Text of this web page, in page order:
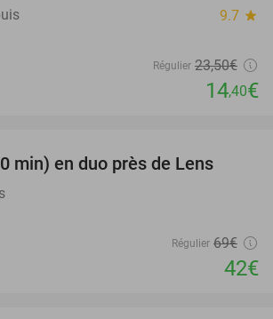
9.7 star
Régulier 23,50€
14,40€
min) en duo près de Lens
Régulier 69€
42€